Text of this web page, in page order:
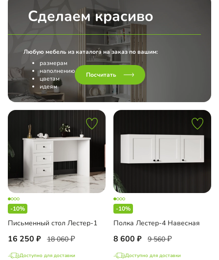
Сделаем красиво
Любую мебель из каталога на заказ по вашим:
размерам
наполнению
цветам
идеям
Посчитать
-10%
Письменный стол Лестер-1
16 250 18 060
Доступно для доставки
-10%
Полка Лестер-4 Навесная
8 600 9 560
Доступно для доставки